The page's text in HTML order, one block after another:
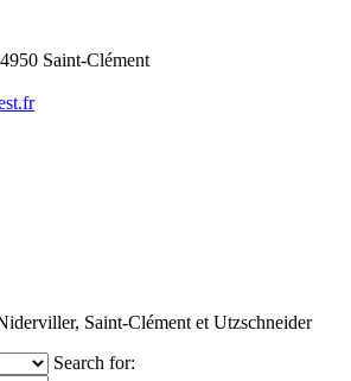
Saint-Clément
Saint-Clément et Utzschneider
Search for: